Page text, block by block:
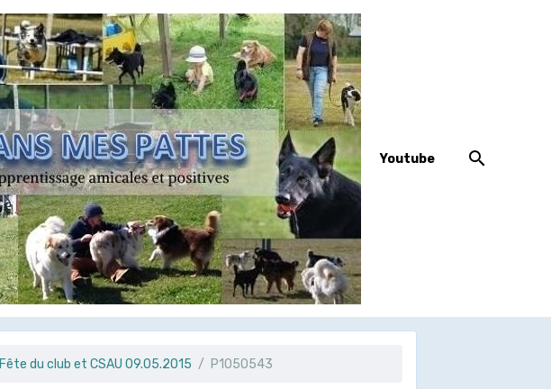
Youtube
Fête du club et CSAU 09.05.2015 P1050543